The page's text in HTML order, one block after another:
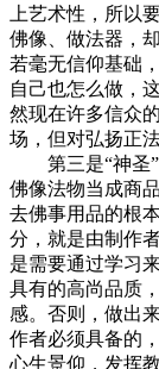
上艺术性，所以
佛像、做法器，
若毫无信仰基础
自己也怎么做，
然现在许多信众
场，但对弘扬正
第三是“神圣”
佛像法物当成商
去佛事用品的根
分，就是由制作
是需要通过学习
具有的高尚品质
感。否则，做出
作者必须具备的
心生景仰，发挥